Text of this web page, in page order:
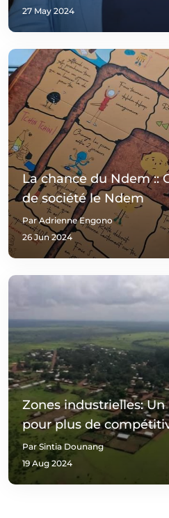
27 May 2024
La chance du Ndem ::
de société le Ndem
Par Adrienne Engono
26 Jun 2024
Zones industrielles:
pour plus de
Par Sintia Dounang
19 Aug 2024